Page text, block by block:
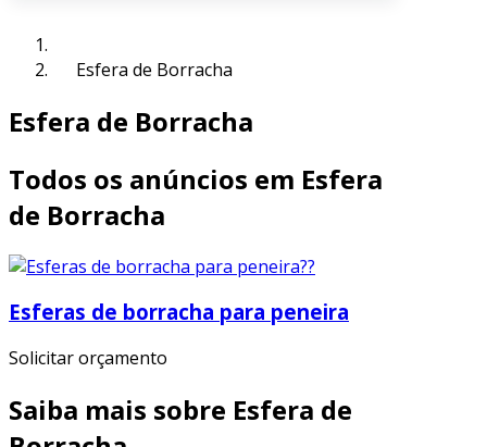
Esfera de Borracha
Esfera de Borracha
Todos os anúncios em Esfera
de Borracha
Esferas de borracha para peneira
Solicitar orçamento
Saiba mais sobre Esfera de